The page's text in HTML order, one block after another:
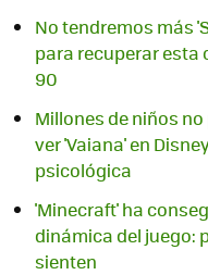
No tendremos más
para recuperar esta
90
Millones de niños
ver 'Vaiana' en
psicológica
'Minecraft' ha
dinámica del juego:
sienten